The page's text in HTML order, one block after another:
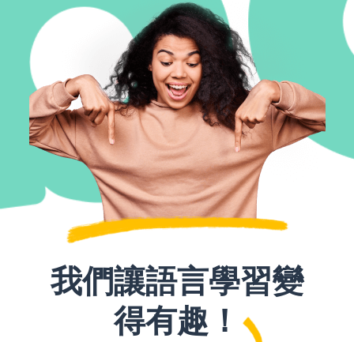
我們讓語言學習變
得有趣！